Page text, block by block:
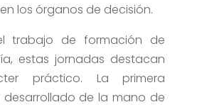
los órganos de decisión.
trabajo de formación de
estas jornadas destacan
práctico. La primera
de la mano de